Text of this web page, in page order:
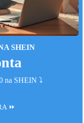
SHEIN
na SHEIN ⤵️
⏩